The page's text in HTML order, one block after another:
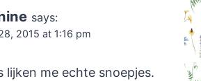
says:
2015 at 1:16 pm
lijken me echte snoepjes.